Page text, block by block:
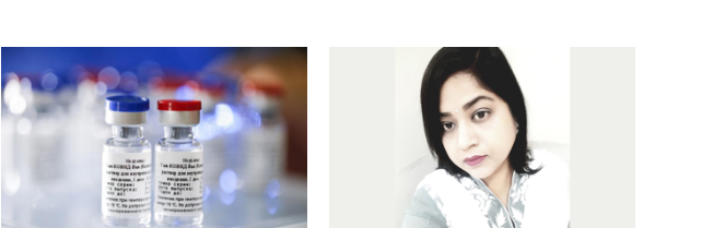
আমার কিছু কষ্ট আছে : শাহান আরা
জাকির পারুল
সিডনিতে রেজওয়ানা চৌধুরী বন্যার
কনসার্ট—রবীন্দ্রজয়ন্তীতে সুর, সংস্কৃতি ও
আবেগের এক অনন্য সন্ধ্যা
সিডনিতে রবীন্দ্রজয়ন্তীতে কমিউনিটি